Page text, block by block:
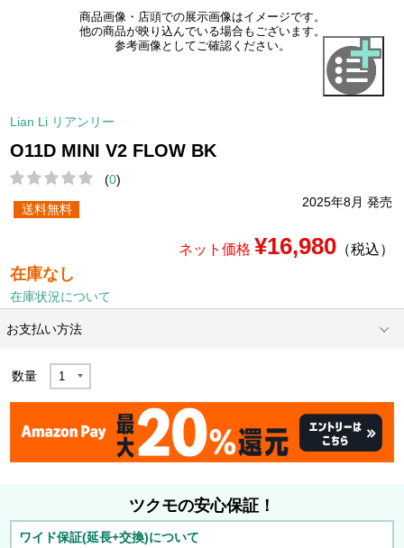
商品画像・店頭での展示画像はイメージです。
他の商品が映り込んでいる場合もございます。
参考画像としてご確認ください。
Lian Li リアンリー
O11D MINI V2 FLOW BK
(0)
2025年8月 発売
送料無料
ネット価格 ¥16,980（税込）
在庫なし
在庫状況について
お支払い方法
数量
ツクモの安心保証！
ワイド保証(延長+交換)について